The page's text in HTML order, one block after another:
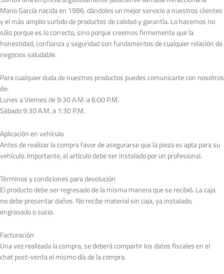
Mario García nacida en 1986, dándoles un mejor servicio a nuestros clientes
y el más amplio surtido de productos de calidad y garantía. Lo hacemos no
sólo porque es lo correcto, sino porque creemos firmemente que la
honestidad, confianza y seguridad son fundamentos de cualquier relación de
negocios saludable.
Para cualquier duda de nuestros productos puedes comunicarte con nosotros
de:
Lunes a Viernes de 9:30 A.M. a 6:00 P.M.
Sábado 9:30 A.M. a 1:30 P.M.
Aplicación en vehículo
Antes de realizar la compra favor de asegurarse que la pieza es apta para su
vehículo. Importante, el artículo debe ser instalado por un profesional.
Términos y condiciones para devolución
El producto debe ser regresado de la misma manera que se recibió. La caja
no debe presentar daños. No recibe material sin caja, ya instalado,
engrasado o sucio.
Facturación
Una vez realizada la compra, se deberá compartir los datos fiscales en el
chat post-venta el mismo día de la compra.
00/04
cantidad